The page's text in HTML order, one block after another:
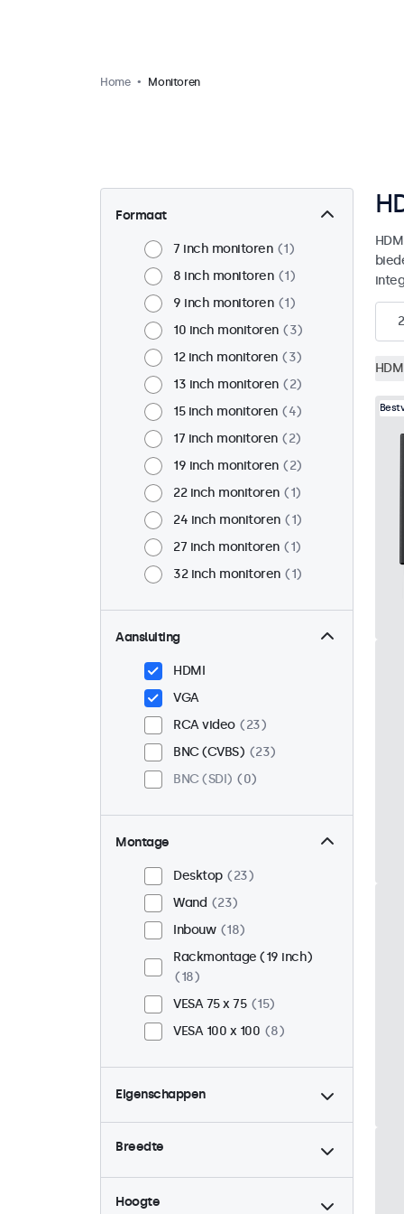
Home Monitoren
Formaat
7 inch monitoren
1
8 inch monitoren
1
9 inch monitoren
1
10 inch monitoren
3
12 inch monitoren
3
13 inch monitoren
2
15 inch monitoren
4
17 inch monitoren
2
19 inch monitoren
2
22 inch monitoren
1
24 inch monitoren
1
27 inch monitoren
1
32 inch monitoren
1
Aansluiting
HDMI
VGA
RCA video
23
BNC (CVBS)
23
BNC (SDI)
0
Montage
Desktop
23
Wand
23
Inbouw
18
Rackmontage (19 inch)
18
VESA 75 x 75
15
VESA 100 x 100
8
Eigenschappen
4:3 / 5:4
6
Dimbaar
23
Breedte
Hoogte